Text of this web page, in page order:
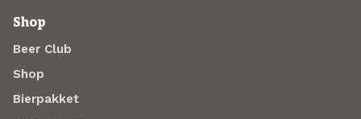
Shop
Beer Club
Shop
Bierpakket